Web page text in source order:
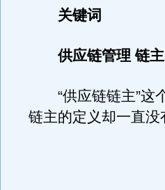
关键词
供应链管理 链
“供应链链主”这
链主的定义却一直没